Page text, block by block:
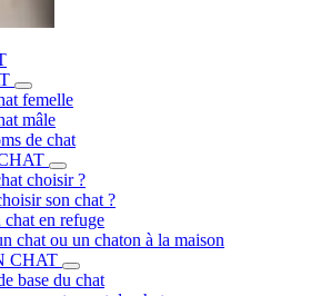
femelle
mâle
de chat
choisir ?
son chat ?
en refuge
chat ou un chaton à la maison
CHAT
base du chat